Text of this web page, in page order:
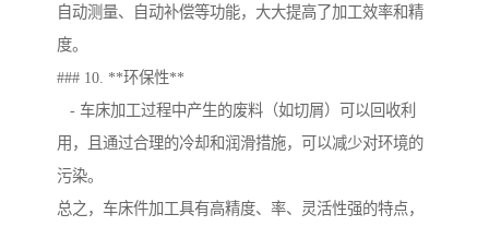
自动测量、自动补偿等功能，大大提高了加工效率和精
度。
### 10. **环保性**
- 车床加工过程中产生的废料（如切屑）可以回收利
用，且通过合理的冷却和润滑措施，可以减少对环境的
污染。
总之，车床件加工具有高精度、率、灵活性强的特点，